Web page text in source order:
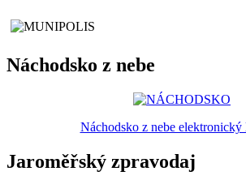
Náchodsko z nebe
Náchodsko z nebe elektronický
Jaroměřský zpravodaj